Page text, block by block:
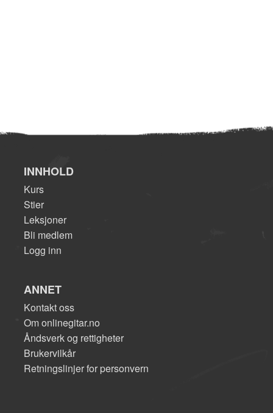
INNHOLD
Kurs
Stier
Leksjoner
Bli medlem
Logg inn
ANNET
Kontakt oss
Om onlinegitar.no
Åndsverk og rettigheter
Brukervilkår
Retningslinjer for personvern